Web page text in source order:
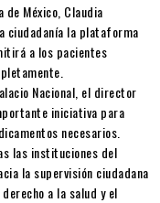
México, Claudia
ciudadanía la plataforma
a los pacientes
Nacional, el director
iniciativa para
necesarios.
las instituciones del
la supervisión ciudadana
a la salud y el